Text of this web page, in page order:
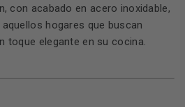
con acabado en acero inoxidable,
hogares que buscan
toque elegante en su cocina.